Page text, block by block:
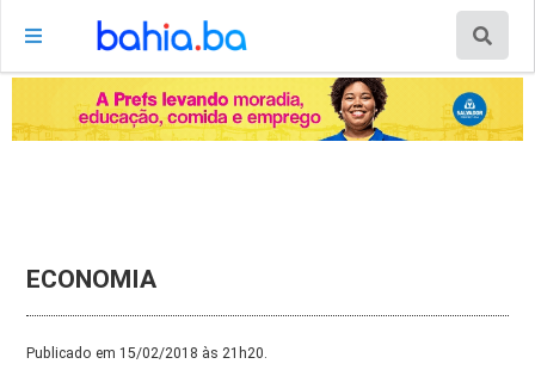
ECONOMIA
Publicado em 15/02/2018 às 21h20.